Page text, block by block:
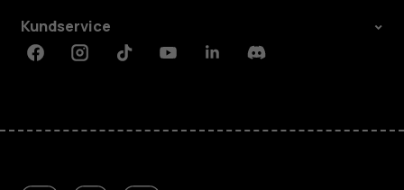
Kundservice
FacebookInstagramTiktokYoutubeLinkedinDiscord